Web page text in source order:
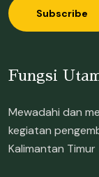
Subscribe
Fungsi
Mewadahi dan
kegiatan
Kalimantan Timur